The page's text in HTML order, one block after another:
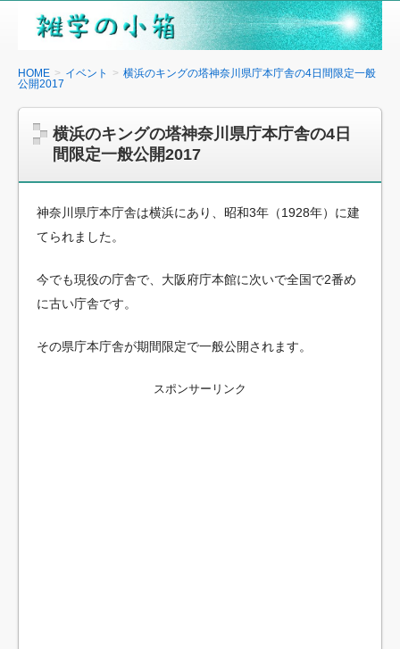
雑
の
箱
HOME イベント
横浜のキングの塔神奈川県庁本庁舎の4日間限定一般
公開2017
横浜のキングの塔神奈川県庁本庁舎の4日
間限定一般公開2017
神奈川県庁本庁舎は横浜にあり、昭和3年（1928年）に建
てられました。
今でも現役の庁舎で、大阪府庁本館に次いで全国で2番め
に古い庁舎です。
その県庁本庁舎が期間限定で一般公開されます。
スポンサーリンク